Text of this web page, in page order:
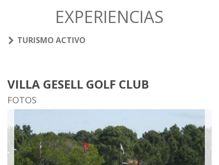
EXPERIENCIAS
TURISMO ACTIVO
VILLA GESELL GOLF CLUB
FOTOS